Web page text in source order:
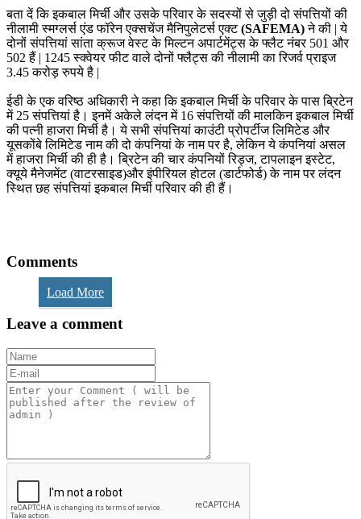
बता दें कि इकबाल मिर्ची और उसके परिवार के सदस्यों से जुड़ी दो संपत्तियों की
नीलामी स्मग्लर्स एंड फॉरेन एक्सचेंज मैनिपुलेटर्स एक्ट(SAFEMA)ने की | ये
दोनों संपत्तियां सांता क्रूज वेस्ट के मिल्टन अपार्टमेंट्स के फ्लैट नंबर 501 और
502 हैं | 1245 स्क्वेयर फीट वाले दोनों फ्लैट्स की नीलामी का रिजर्व प्राइज
3.45 करोड़ रुपये है |
ईडी के एक वरिष्ठ अधिकारी ने कहा कि इकबाल मिर्ची के परिवार के पास ब्रिटेन
में 25 संपत्तियां है। इनमें अकेले लंदन में 16 संपत्तियों की मालकिन इकबाल मिर्ची
की पत्नी हाजरा मिर्ची है। ये सभी संपत्तियां काउंटी प्रोपर्टीज लिमिटेड और
यूसकोंबे लिमिटेड नाम की दो कंपनियां के नाम पर है, लेकिन ये कंपनियां असल
में हाजरा मिर्ची की ही है। ब्रिटेन की चार कंपनियों रिड्ज, टापलाइन इस्टेट,
क्यूये मैनेजमेंट (वाटरसाइड)और इंपीरियल होटल (डार्टफोर्ड) के नाम पर लंदन
स्थित छह संपत्तियां इकबाल मिर्ची परिवार की ही हैं।
Comments
Load More
Leave a comment